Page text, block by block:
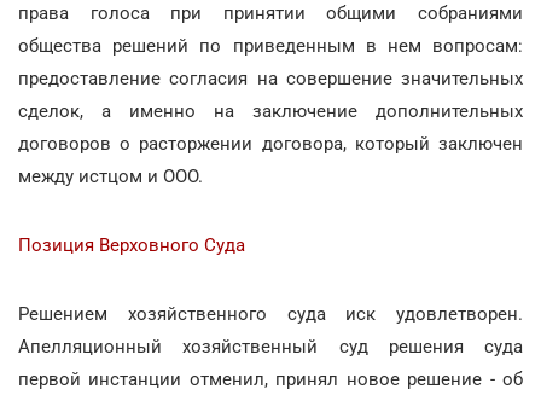
права голоса при принятии общими собраниями
общества решений по приведенным в нем вопросам:
предоставление согласия на совершение значительных
сделок, а именно на заключение дополнительных
договоров о расторжении договора, который заключен
между истцом и ООО.
Позиция Верховного Суда
Решением хозяйственного суда иск удовлетворен.
Апелляционный хозяйственный суд решения суда
первой инстанции отменил, принял новое решение - об